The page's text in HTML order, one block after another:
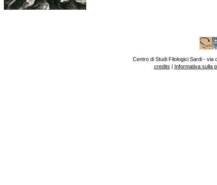
Centro di Studi Filologici Sardi - via
credits | Informativa sulla